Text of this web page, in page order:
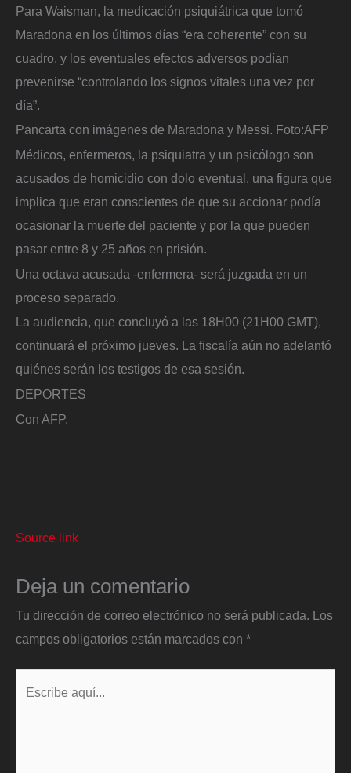
Para Waisman, la medicación psiquiátrica que tomó
Maradona en los últimos días “era coherente” con su
cuadro, y los eventuales efectos adversos podían
prevenirse “controlando los signos vitales una vez por
día”.
Pancarta con imágenes de Maradona y Messi. Foto:AFP
Médicos, enfermeros, la psiquiatra y un psicólogo son
acusados de homicidio con dolo eventual, una figura que
implica que eran conscientes de que su accionar podía
ocasionar la muerte del paciente y por la que pueden
pasar entre 8 y 25 años en prisión.
Una octava acusada -enfermera- será juzgada en un
proceso separado.
La audiencia, que concluyó a las 18H00 (21H00 GMT),
continuará el próximo jueves. La fiscalía aún no adelantó
quiénes serán los testigos de esa sesión.
DEPORTES
Con AFP.
Source link
Deja un comentario
Tu dirección de correo electrónico no será publicada. Los
campos obligatorios están marcados con *